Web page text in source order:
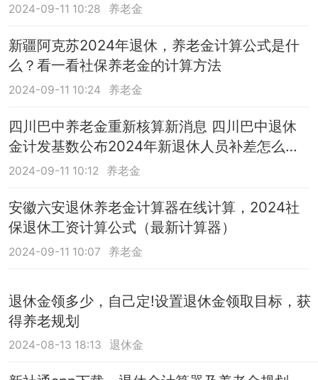
2024-09-11 10:28 养老金
新疆阿克苏2024年退休，养老金计算公式是什
么？看一看社保养老金的计算方法
2024-09-11 10:24 养老金
四川巴中养老金重新核算新消息 四川巴中退休
金计发基数公布2024年新退休人员补差怎么
算？
2024-09-11 10:12 养老金
安徽六安退休养老金计算器在线计算，2024社
保退休工资计算公式（最新计算器）
2024-09-11 10:07 养老金
退休金领多少，自己定!设置退休金领取目标，获
得养老规划
2024-08-13 18:13 退休金